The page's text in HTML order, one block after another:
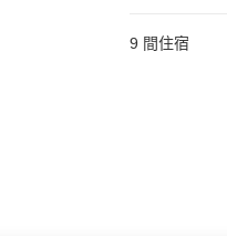
9 間住宿